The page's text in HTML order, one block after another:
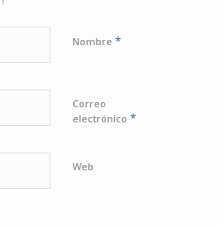
Nombre *
Correo
electrónico *
Web